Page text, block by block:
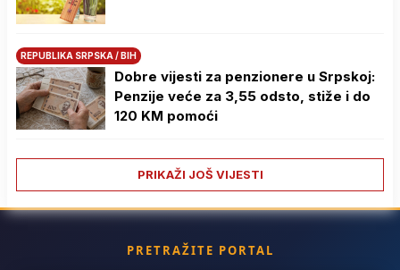
REPUBLIKA SRPSKA / BIH
Dobre vijesti za penzionere u Srpskoj:
Penzije veće za 3,55 odsto, stiže i do
120 KM pomoći
PRIKAŽI JOŠ VIJESTI
PRETRAŽITE PORTAL